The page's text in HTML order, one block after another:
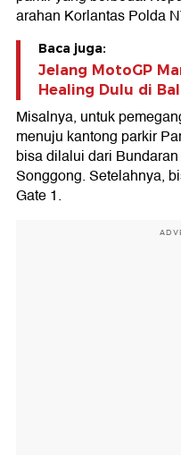
arahan Korlantas Polda
Baca juga:
Jelang MotoGP
Healing Dulu di
Misalnya, untuk
menuju kantong parkir
bisa dilalui dari
Songgong. Setelahnya,
Gate 1.